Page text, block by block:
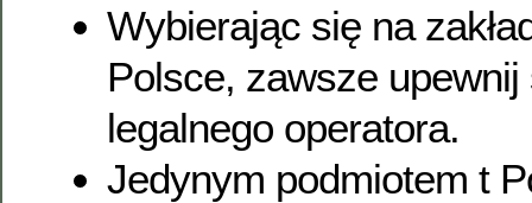
Wybierając się na
Polsce, zawsze
legalnego operatora.
Jedynym podmiotem t